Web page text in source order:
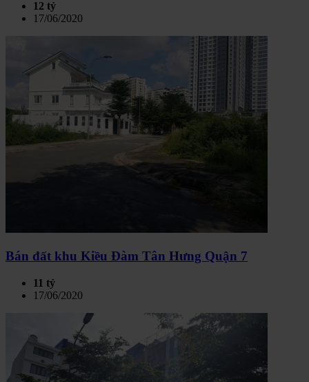
12 tỷ
17/06/2020
Bán đất khu Kiều Đàm Tân Hưng Quận 7
11 tỷ
17/06/2020